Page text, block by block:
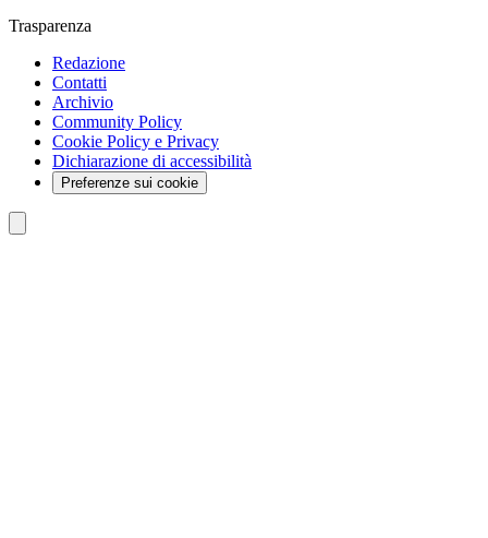
Trasparenza
Redazione
Contatti
Archivio
Community Policy
Cookie Policy e Privacy
Dichiarazione di accessibilità
Preferenze sui cookie